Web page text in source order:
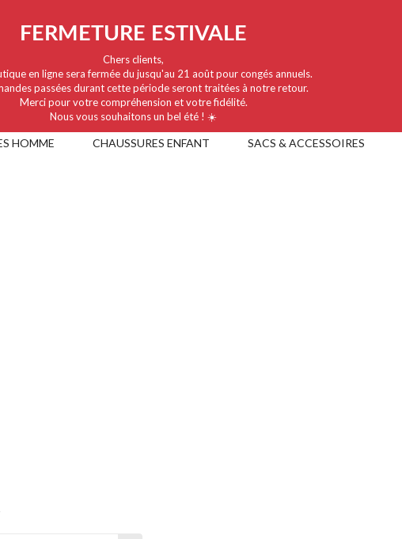
HOMME CHAUSSURES ENFANT SACS & ACCESSOIRES
FERMETURE ESTIVALE
Chers clients,
en ligne sera fermée du jusqu'au 21 août pour congés annuels.
passées durant cette période seront traitées à notre retour.
Merci pour votre compréhension et votre fidélité.
Nous vous souhaitons un bel été ! ☀️